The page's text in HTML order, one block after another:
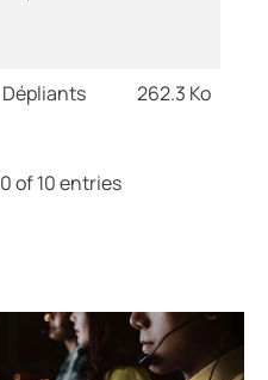
Dépliants 262.3 Ko
of 10 entries